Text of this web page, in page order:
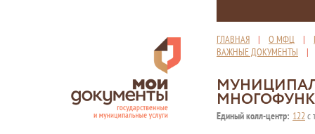
ГЛАВНАЯ | О МФЦ |
ВАЖНЫЕ ДОКУМЕНТЫ
Единый колл-центр: 122с